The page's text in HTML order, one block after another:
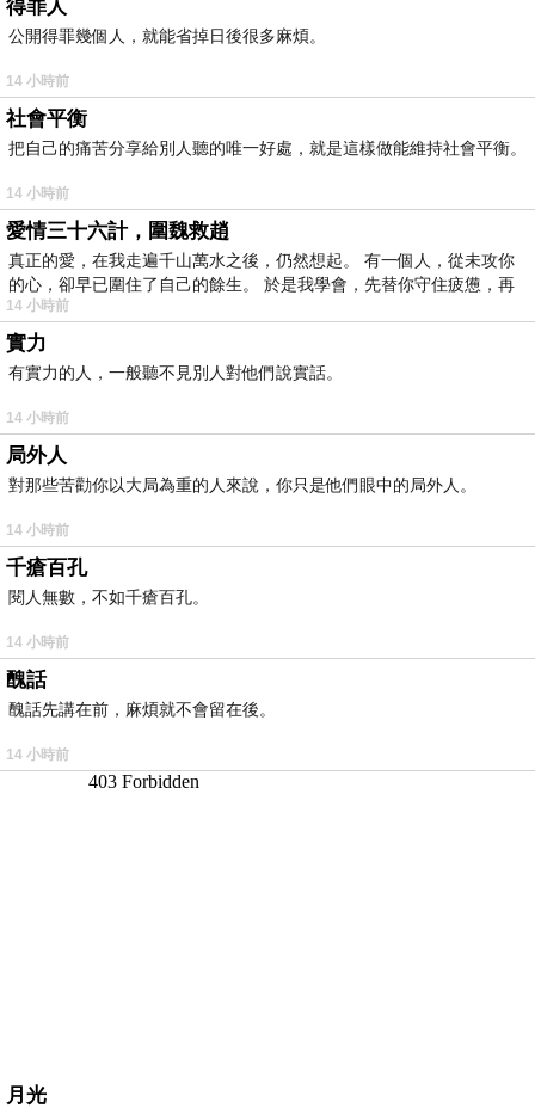
得罪人
公開得罪幾個人，就能省掉日後很多麻煩。
14 小時前
社會平衡
把自己的痛苦分享給別人聽的唯一好處，就是這樣做能維持社會平衡。
14 小時前
愛情三十六計，圍魏救趙
真正的愛，在我走遍千山萬水之後，仍然想起。 有一個人，從未攻你
的心，卻早已圍住了自己的餘生。 於是我學會，先替你守住疲憊，再
14 小時前
實力
有實力的人，一般聽不見別人對他們說實話。
14 小時前
局外人
對那些苦勸你以大局為重的人來說，你只是他們眼中的局外人。
14 小時前
千瘡百孔
閱人無數，不如千瘡百孔。
14 小時前
醜話
醜話先講在前，麻煩就不會留在後。
14 小時前
月光